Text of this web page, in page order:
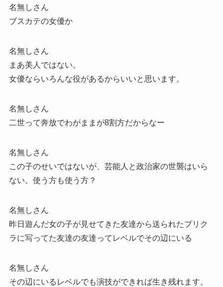
名無しさん
ブスカテの女優か
名無しさん
まあ美人ではない。
女優ならいろんな役があるからいいと思います。
名無しさん
二世って奔放でわがままが8割方だからなー
名無しさん
この子のせいではないが、芸能人と政治家の世襲はいら
ない。使う方も使う方？
名無しさん
昨日遊んだ女の子が見せてきた友達から送られたプリク
ラに写ってた友達の友達ってレベルでその辺にいる
名無しさん
その辺にいるレベルでも演技ができれば生き残れます。